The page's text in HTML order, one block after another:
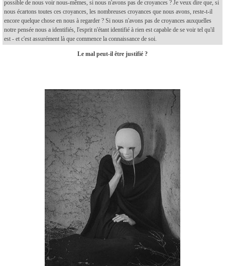
possible de nous voir nous-mêmes, si nous n'avons pas de croyances ? Je veux dire que, si
nous écartons toutes ces croyances, les nombreuses croyances que nous avons, reste-t-il
encore quelque chose en nous à regarder ? Si nous n'avons pas de croyances auxquelles
notre pensée nous a identifiés, l'esprit n'étant identifié à rien est capable de se voir tel qu'il
est - et c'est assurément là que commence la connaissance de soi.
Le mal peut-il être justifié ?